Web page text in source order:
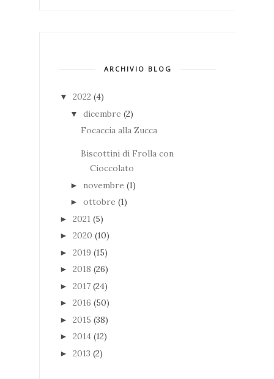
ARCHIVIO BLOG
▼ 2022 (4)
▼ dicembre (2)
Focaccia alla Zucca
Biscottini di Frolla con
Cioccolato
► novembre (1)
► ottobre (1)
► 2021 (5)
► 2020 (10)
► 2019 (15)
► 2018 (26)
► 2017 (24)
► 2016 (50)
► 2015 (38)
► 2014 (12)
► 2013 (2)